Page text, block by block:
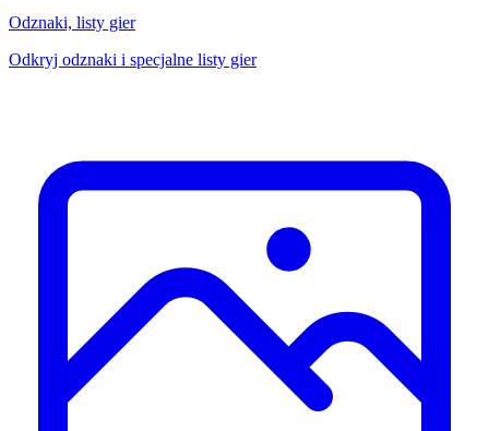
Odznaki, listy gier
Odkryj odznaki i specjalne listy gier